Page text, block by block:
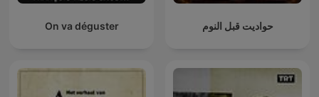
On va déguster حواديت قبل النوم